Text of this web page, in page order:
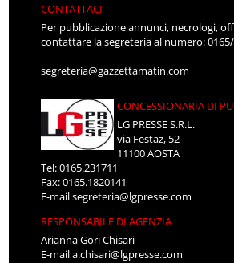
CONTATTACI
Per pubblicazione annunci, necrologi,
contattare la segreteria al numero: 0165/
segreteria@gazzettamatin.com
CONCESSIONARIA DI
LG PRESSE S.R.L.
via Festaz, 52
11100 AOSTA
Tel: 0165.231711
Fax: 0165.1820141
E-mailsegreteria@lgpresse.com
RESPONSABILE DI AGENZIA
Arianna Gori Chisari
E-maila.chisari@lgpresse.com